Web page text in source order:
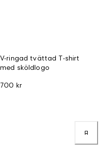
V-ringad tvättad T-shirt
med sköldlogo
700 kr